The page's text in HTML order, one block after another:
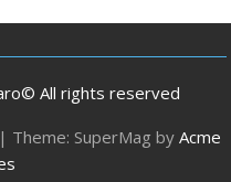
All rights reserved
| Theme: SuperMag by Acme